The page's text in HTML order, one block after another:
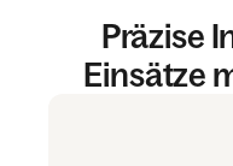
Präzise
Einsätze